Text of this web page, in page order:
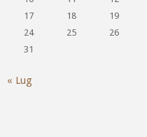
17
18 19
24
25 26
31
« Lug